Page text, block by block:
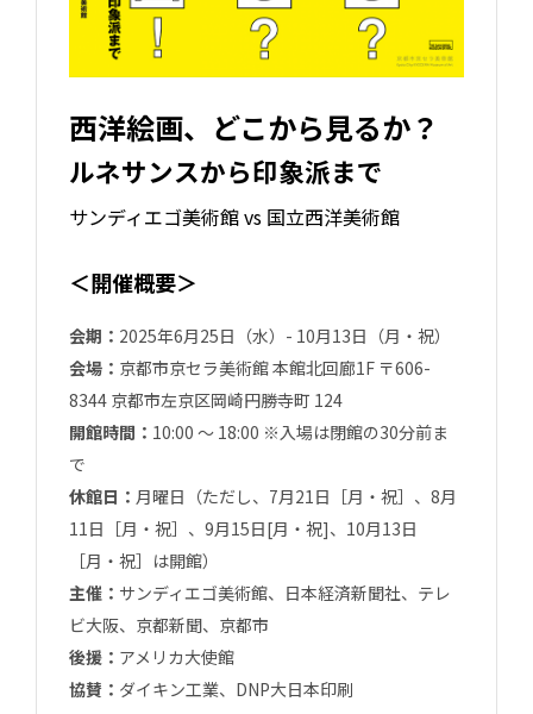
西洋絵画、どこから見るか？
ルネサンスから印象派まで
サンディエゴ美術館 vs 国立西洋美術館
＜開催概要＞
会期： 2025年6月25日（水）- 10月13日（月・祝）
会場： 京都市京セラ美術館 本館北回廊1F 〒606-
8344 京都市左京区岡崎円勝寺町 124
開館時間： 10:00 〜 18:00 ※入場は閉館の30分前ま
で
休館日： 月曜日（ただし、7月21日［月・祝］、8月
11日［月・祝］、9月15日[月・祝]、10月13日
［月・祝］は開館）
主催： サンディエゴ美術館、日本経済新聞社、テレ
ビ大阪、京都新聞、京都市
後援： アメリカ大使館
協賛： ダイキン工業、DNP大日本印刷